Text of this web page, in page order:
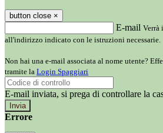
button close ×
E-mail Verrà
all'indirizzo indicato con le istruzioni necessarie.
Non hai una e-mail associata al nome utente?
tramite la Login Spaggiari
E-mail inviata, si prega di controllare la
Errore